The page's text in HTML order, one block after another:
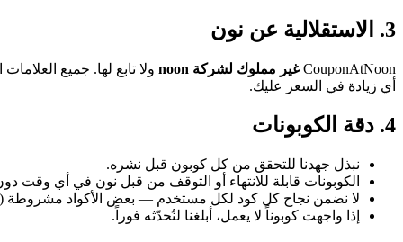
3. الاستقلالية عن نون
CouponAtNoon غير مملوك لشركة noon
أي زيادة في السعر عليك.
4. دقة الكوبونات
نبذل جهدنا للتحقق من كل كوبون قبل نشره.
الكوبونات قابلة للانتهاء أو التوقف من قبل نون في أي وقت
لا نضمن نجاح كل كود لكل مستخدم — بعض الأكواد مشروطة
إذا واجهت كوبوناً لا يعمل، أبلغنا لنُحدّثه فوراً.